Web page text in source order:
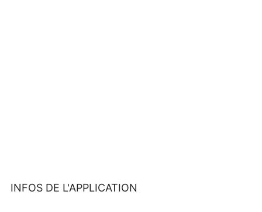
INFOS DE L'APPLICATION